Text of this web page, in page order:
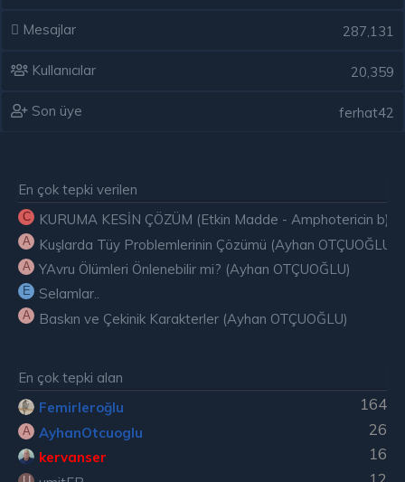
Mesajlar 287,131
Kullanıcılar 20,359
Son üye ferhat42
En çok tepki verilen
C KURUMA KESİN ÇÖZÜM (Etkin Madde - Amphotericin b)
A Kuşlarda Tüy Problemlerinin Çözümü (Ayhan OTÇUOĞLU)
A YAvru Ölümleri Önlenebilir mi? (Ayhan OTÇUOĞLU)
E Selamlar..
A Baskın ve Çekinik Karakterler (Ayhan OTÇUOĞLU)
En çok tepki alan
164
Femirleroğlu
A 26
AyhanOtcuoglu
16
kervanser